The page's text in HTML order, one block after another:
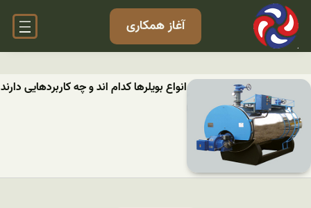
آغاز همکاری
انواع بویلرها کدام اند و چه کاربردهایی دارند